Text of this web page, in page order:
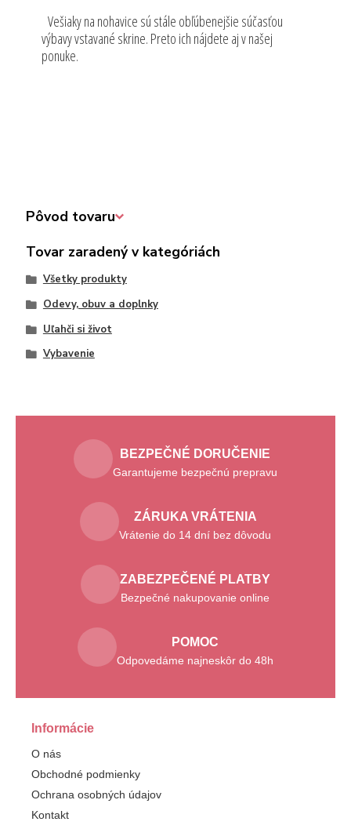
Vešiaky na nohavice sú stále obľúbenejšie súčasťou
výbavy vstavané skrine. Preto ich nájdete aj v našej
ponuke.
Pôvod tovaru
Tovar zaradený v kategóriách
Všetky produkty
Odevy, obuv a doplnky
Uľahči si život
Vybavenie
BEZPEČNÉ DORUČENIE
Garantujeme bezpečnú prepravu
ZÁRUKA VRÁTENIA
Vrátenie do 14 dní bez dôvodu
ZABEZPEČENÉ PLATBY
Bezpečné nakupovanie online
POMOC
Odpovedáme najneskôr do 48h
Informácie
O nás
Obchodné podmienky
Ochrana osobných údajov
Kontakt